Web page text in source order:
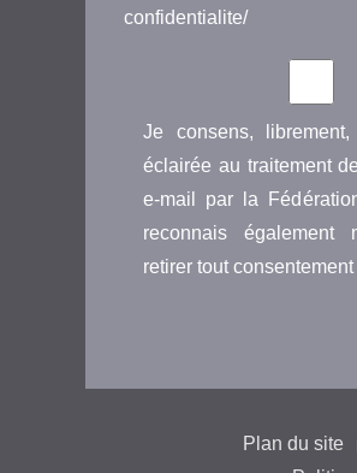
confidentialite/
Je consens,
éclairée au traitement
e-mail par la
reconnais également
retirer tout
Plan du site